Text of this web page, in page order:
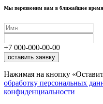
Мы перезвоним вам в ближайшее время
+7 000-000-00-00
оставить заявку
Нажимая на кнопку
обработку персональных
конфиденциальности